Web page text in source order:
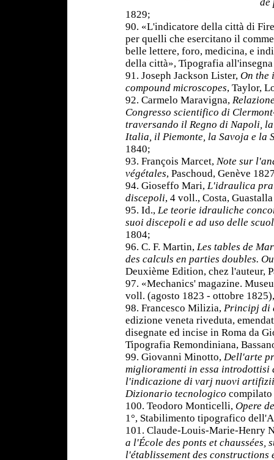
de
1829;
90. «L'indicatore della città di
per quelli che esercitano il
belle lettere, foro, medicina, e
della città», Tipografia
91. Joseph Jackson Lister, On the
compound microscopes, Taylor,
92. Carmelo Maravigna,
Congresso scientifico di
traversando il Regno di Napoli,
Italia, il Piemonte, la Savoja e la
1840;
93. François Marcet, Note sur
végétales, Paschoud, Genève
94. Gioseffo Mari, L'idraulica
discepoli, 4 voll., Costa,
95. Id., Le teorie idrauliche
suoi discepoli e ad uso delle
1804;
96. C. F. Martin, Les tables de
des calculs en parties doubles.
Deuxième Edition, chez l'auteur,
97. «Mechanics' magazine.
voll. (agosto 1823 - ottobre
98. Francesco Milizia, Principj di
edizione veneta riveduta,
disegnate ed incise in Roma da
Tipografia Remondiniana,
99. Giovanni Minotto, Dell'arte
miglioramenti in essa introdottisi
l'indicazione di varj nuovi artifizii
Dizionario tecnologico
100. Teodoro Monticelli, Opere
1°, Stabilimento tipografico
101. Claude-Louis-Marie-Henry
a l'École des ponts et
l'établissement des constructions